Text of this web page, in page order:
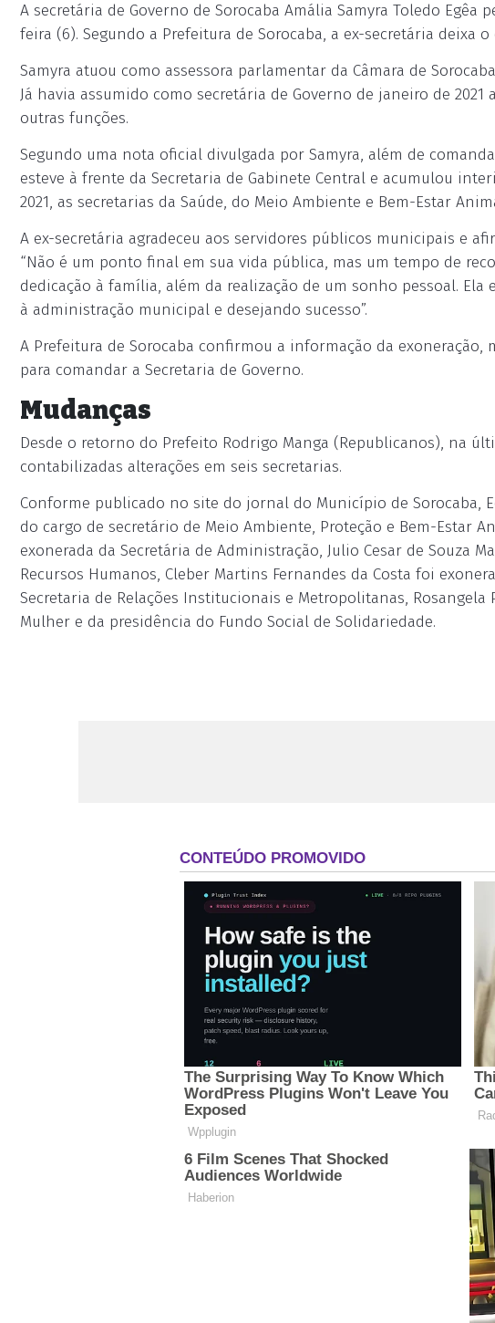
A secretária de Governo de Sorocaba Amália Samyra Toledo Egêa
feira (6). Segundo a Prefeitura de Sorocaba, a ex-secretária deixa
Samyra atuou como assessora parlamentar da Câmara de
Já havia assumido como secretária de Governo de janeiro de
outras funções.
Segundo uma nota oficial divulgada por Samyra, além de
esteve à frente da Secretaria de Gabinete Central e acumulou
2021, as secretarias da Saúde, do Meio Ambiente e Bem-Estar
A ex-secretária agradeceu aos servidores públicos municipais e
“Não é um ponto final em sua vida pública, mas um tempo de
dedicação à família, além da realização de um sonho pessoal.
à administração municipal e desejando sucesso”.
A Prefeitura de Sorocaba confirmou a informação da exoneração,
para comandar a Secretaria de Governo.
Mudanças
Desde o retorno do Prefeito Rodrigo Manga (Republicanos), na
contabilizadas alterações em seis secretarias.
Conforme publicado no site do jornal do Município de Sorocaba,
do cargo de secretário de Meio Ambiente, Proteção e Bem-Estar
exonerada da Secretária de Administração, Julio Cesar de Souza
Recursos Humanos, Cleber Martins Fernandes da Costa foi
Secretaria de Relações Institucionais e Metropolitanas, Rosangela
Mulher e da presidência do Fundo Social de Solidariedade.